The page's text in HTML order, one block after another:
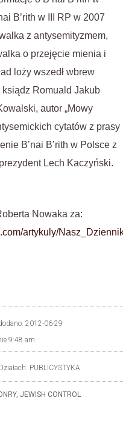
B’rith w III RP w 2007
z antysemityzmem,
o przejęcie mienia i
loży wszedł wbrew
Romuald Jakub
autor „Mowy
cytatów z prasy
B’nai B’rith w Polsce z
Lech Kaczyński.
Nowaka za:
artykuly/
2012-06-29
9:48 am
PUBLICYSTYKA
, JEWISH CONTROL